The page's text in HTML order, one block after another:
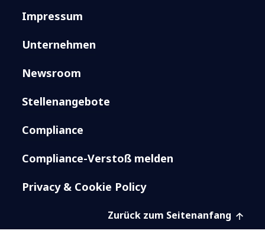
Impressum
Unternehmen
Newsroom
Stellenangebote
Compliance
Compliance-Verstoß melden
Privacy & Cookie Policy
Zurück zum Seitenanfang